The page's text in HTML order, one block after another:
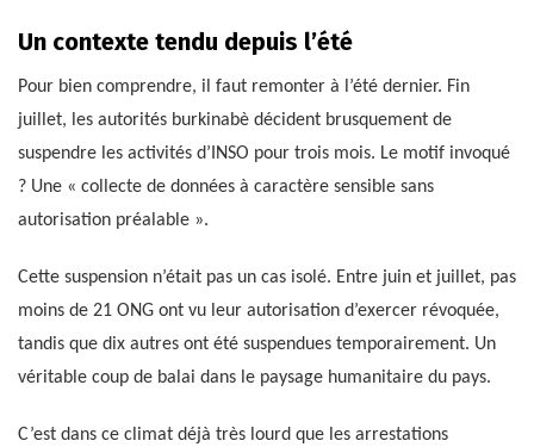
Un contexte tendu depuis l’été
Pour bien comprendre, il faut remonter à l’été dernier. Fin
juillet, les autorités burkinabè décident brusquement de
suspendre les activités d’INSO pour trois mois. Le motif invoqué
? Une « collecte de données à caractère sensible sans
autorisation préalable ».
Cette suspension n’était pas un cas isolé. Entre juin et juillet, pas
moins de 21 ONG ont vu leur autorisation d’exercer révoquée,
tandis que dix autres ont été suspendues temporairement. Un
véritable coup de balai dans le paysage humanitaire du pays.
C’est dans ce climat déjà très lourd que les arrestations